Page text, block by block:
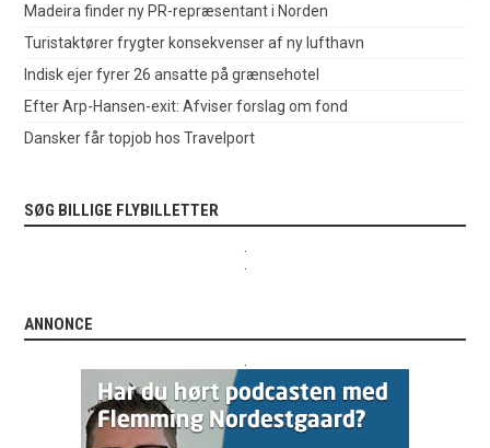
Madeira finder ny PR-repræsentant i Norden
Turistaktører frygter konsekvenser af ny lufthavn
Indisk ejer fyrer 26 ansatte på grænsehotel
Efter Arp-Hansen-exit: Afviser forslag om fond
Dansker får topjob hos Travelport
SØG BILLIGE FLYBILLETTER
ANNONCE